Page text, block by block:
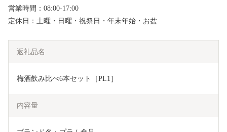
営業時間：08:00-17:00
定休日：土曜・日曜・祝祭日・年末年始・お盆
返礼品名
梅酒飲み比べ6本セット［PL1］
内容量